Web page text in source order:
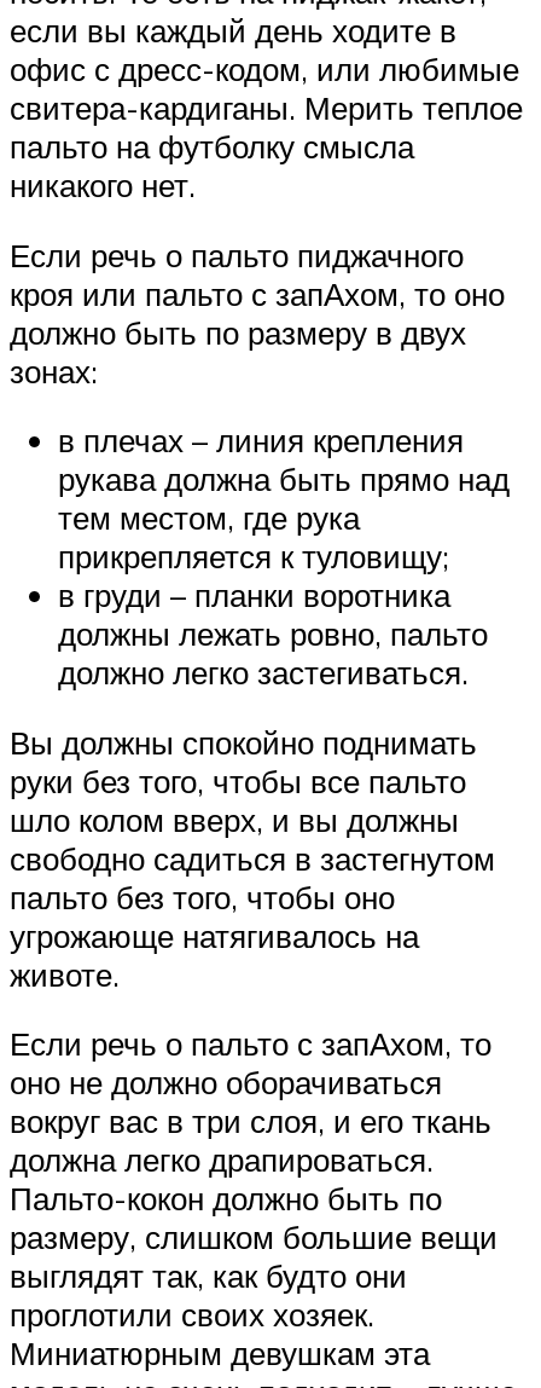
если вы каждый день ходите в
офис с дресс-кодом, или любимые
свитера-кардиганы. Мерить теплое
пальто на футболку смысла
никакого нет.
Если речь о пальто пиджачного
кроя или пальто с запАхом, то оно
должно быть по размеру в двух
зонах:
в плечах – линия крепления
рукава должна быть прямо над
тем местом, где рука
прикрепляется к туловищу;
в груди – планки воротника
должны лежать ровно, пальто
должно легко застегиваться.
Вы должны спокойно поднимать
руки без того, чтобы все пальто
шло колом вверх, и вы должны
свободно садиться в застегнутом
пальто без того, чтобы оно
угрожающе натягивалось на
животе.
Если речь о пальто с запАхом, то
оно не должно оборачиваться
вокруг вас в три слоя, и его ткань
должна легко драпироваться.
Пальто-кокон должно быть по
размеру, слишком большие вещи
выглядят так, как будто они
проглотили своих хозяек.
Миниатюрным девушкам эта